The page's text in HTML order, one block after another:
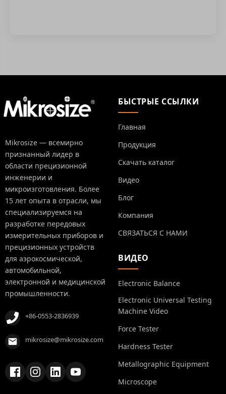
Mikrosize — всемирно
признанный лидер в
области прецизионной
инженерии и
микроизготовления. Более
15 лет опыта в отрасли, мы
специализируемся на
разработке передовых
измерительных приборов и
прецизионных устройств
для аэрокосмической,
автомобильной,
электронной и медицинской
промышленности.
+86-0553-2836939
mikrosize@mikrosize.com
БЫСТРЫЕ ССЫЛКИ
Главная
Продукция
Скачать каталог
Видео
Блог
Компания
СВЯЗАТЬСЯ С НАМИ
ВИДЕО
Electronic Balance
Electronic Universal Testing
Machine Video
Force Tester
Hardness Tester
Metallographic Equipment
Microscope